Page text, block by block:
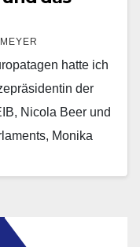
hatte ich
der
Nicola Beer und
Monika